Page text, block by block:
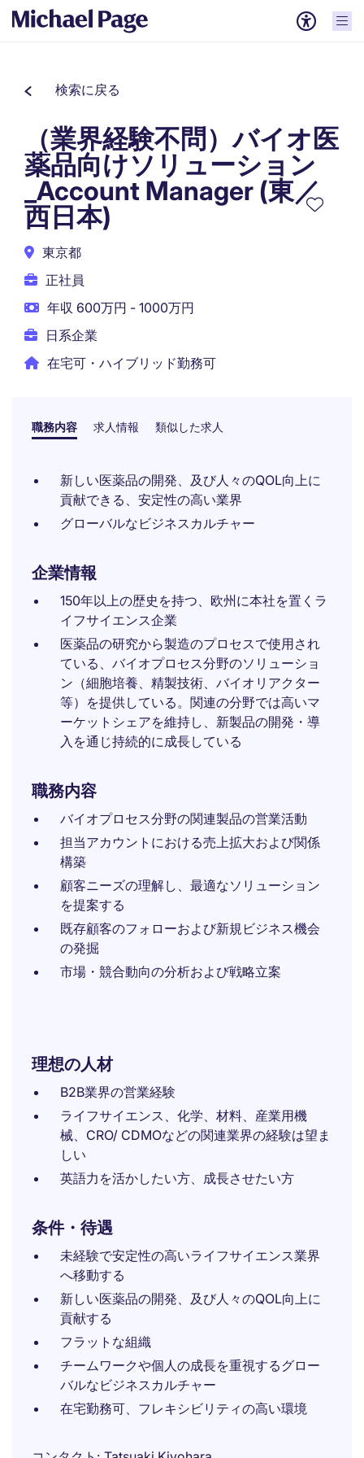
検索に戻る
（業界経験不問）バイオ医
薬品向けソリューション
_Account Manager (東／
西日本)
東京都
正社員
年収 600万円 - 1000万円
日系企業
在宅可・ハイブリッド勤務可
職務内容 求人情報 類似した求人
新しい医薬品の開発、及び人々のQOL向上に
貢献できる、安定性の高い業界
グローバルなビジネスカルチャー
企業情報
150年以上の歴史を持つ、欧州に本社を置くラ
イフサイエンス企業
医薬品の研究から製造のプロセスで使用され
ている、バイオプロセス分野のソリューショ
ン（細胞培養、精製技術、バイオリアクター
等）を提供している。関連の分野では高いマ
ーケットシェアを維持し、新製品の開発・導
入を通じ持続的に成長している
職務内容
バイオプロセス分野の関連製品の営業活動
担当アカウントにおける売上拡大および関係
構築
顧客ニーズの理解し、最適なソリューション
を提案する
既存顧客のフォローおよび新規ビジネス機会
の発掘
市場・競合動向の分析および戦略立案
理想の人材
B2B業界の営業経験
ライフサイエンス、化学、材料、産業用機
械、CRO/ CDMOなどの関連業界の経験は望ま
しい
英語力を活かしたい方、成長させたい方
条件・待遇
未経験で安定性の高いライフサイエンス業界
へ移動する
新しい医薬品の開発、及び人々のQOL向上に
貢献する
フラットな組織
チームワークや個人の成長を重視するグロー
バルなビジネスカルチャー
在宅勤務可、フレキシビリティの高い環境